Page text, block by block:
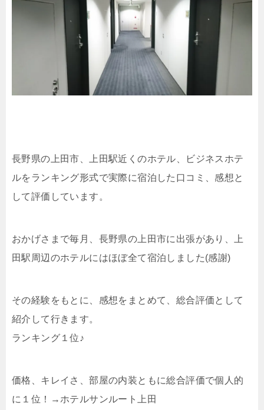
長野県の上田市、上田駅近くのホテル、ビジネスホテ
ルをランキング形式で実際に宿泊した口コミ、感想と
して評価しています。
おかげさまで毎月、長野県の上田市に出張があり、上
田駅周辺のホテルにはほぼ全て宿泊しました(感謝)
その経験をもとに、感想をまとめて、総合評価として
紹介して行きます。
ランキング１位♪
価格、キレイさ、部屋の内装ともに総合評価で個人的
に１位！→ホテルサンルート上田